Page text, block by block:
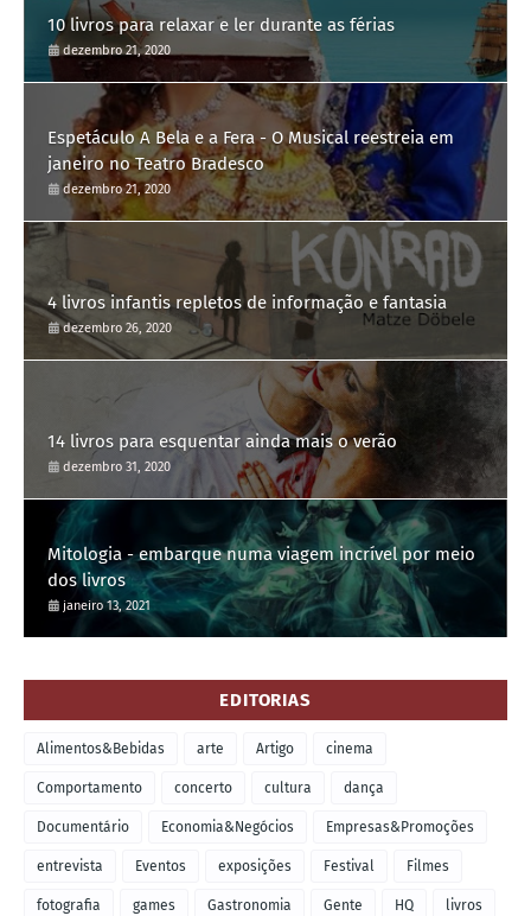
10 livros para relaxar e ler durante as férias
dezembro 21, 2020
Espetáculo A Bela e a Fera - O Musical reestreia em
janeiro no Teatro Bradesco
dezembro 21, 2020
4 livros infantis repletos de informação e fantasia
dezembro 26, 2020
14 livros para esquentar ainda mais o verão
dezembro 31, 2020
Mitologia - embarque numa viagem incrível por meio
dos livros
janeiro 13, 2021
EDITORIAS
Alimentos&Bebidas arte Artigo cinema
Comportamento concerto cultura dança
Documentário Economia&Negócios Empresas&Promoções
entrevista Eventos exposições Festival Filmes
fotografia games Gastronomia Gente HQ livros